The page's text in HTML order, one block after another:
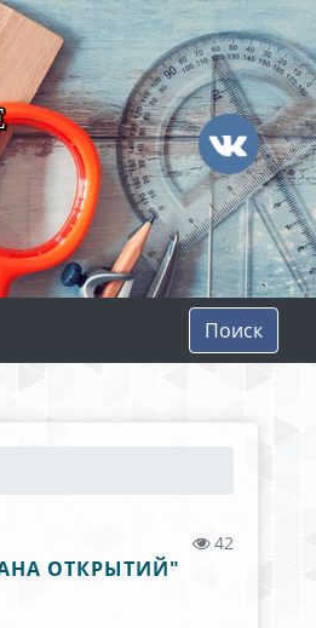
Поиск
42
ОТКРЫТИЙ"